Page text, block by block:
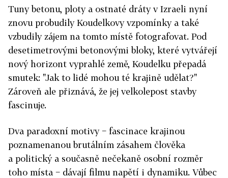
Tuny betonu, ploty a ostnaté dráty v Izraeli nyní
znovu probudily Koudelkovy vzpomínky a také
vzbudily zájem na tomto místě fotografovat. Pod
desetimetrovými betonovými bloky, které vytvářejí
nový horizont vyprahlé země, Koudelku přepadá
smutek: "Jak to lidé mohou té krajině udělat?"
Zároveň ale přiznává, že jej velkolepost stavby
fascinuje.
Dva paradoxní motivy − fascinace krajinou
poznamenanou brutálním zásahem člověka
a politický a současně nečekaně osobní rozměr
toho místa − dávají filmu napětí i dynamiku. Vůbec